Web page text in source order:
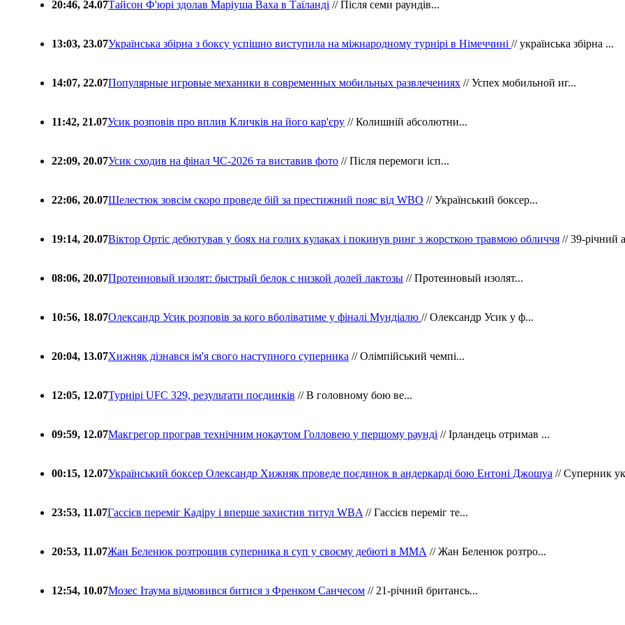
20:46, 24.07Тайсон Ф'юрі здолав Маріуша Ваха в Таїланді // Після семи раундів...
13:03, 23.07Українська збірна з боксу успішно виступила на міжнародному турнірі в Німеччині // українська збірна ...
14:07, 22.07Популярные игровые механики в современных мобильных развлечениях // Успех мобильной иг...
11:42, 21.07Усик розповів про вплив Кличків на його кар'єру // Колишній абсолютни...
22:09, 20.07Усик сходив на фінал ЧС-2026 та виставив фото // Після перемоги ісп...
22:06, 20.07Шелестюк зовсім скоро проведе бій за престижний пояс від WBO // Український боксер...
19:14, 20.07Віктор Ортіс дебютував у боях на голих кулаках і покинув ринг з жорсткою травмою обличчя // 39-річний
08:06, 20.07Протеиновый изолят: быстрый белок с низкой долей лактозы // Протеиновый изолят...
10:56, 18.07Олександр Усик розповів за кого вболіватиме у фіналі Мундіалю // Олександр Усик у ф...
20:04, 13.07Хижняк дізнався ім'я свого наступного суперника // Олімпійський чемпі...
12:05, 12.07Турнірі UFC 329, результати поєдинків // В головному бою ве...
09:59, 12.07Макгрегор програв технічним нокаутом Голловею у першому раунді // Ірландець отримав ...
00:15, 12.07Український боксер Олександр Хижняк проведе поєдинок в андеркарді бою Ентоні Джошуа // Суперник
23:53, 11.07Гассієв переміг Кадіру і вперше захистив титул WBA // Гассієв переміг те...
20:53, 11.07Жан Беленюк розтрощив суперника в суп у своєму дебюті в ММА // Жан Беленюк розтро...
12:54, 10.07Мозес Ітаума відмовився битися з Френком Санчесом // 21-річний британсь...